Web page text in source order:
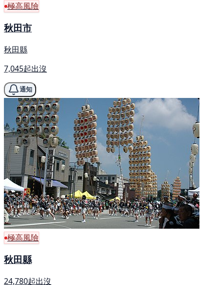
極高風險
秋田市
秋田縣
7,045起出沒
通知
極高風險
秋田縣
24,780起出沒